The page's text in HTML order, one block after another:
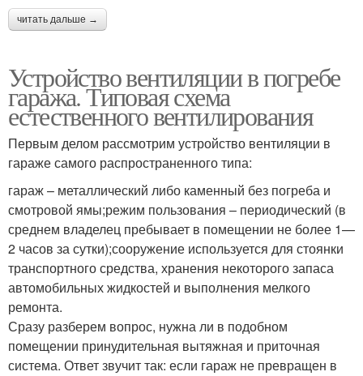
читать дальше →
Устройство вентиляции в погребе
гаража. Типовая схема
естественного вентилирования
Первым делом рассмотрим устройство вентиляции в
гараже самого распространенного типа:
гараж – металлический либо каменный без погреба и
смотровой ямы;режим пользования – периодический (в
среднем владелец пребывает в помещении не более 1—
2 часов за сутки);сооружение используется для стоянки
транспортного средства, хранения некоторого запаса
автомобильных жидкостей и выполнения мелкого
ремонта.
Сразу разберем вопрос, нужна ли в подобном
помещении принудительная вытяжная и приточная
система. Ответ звучит так: если гараж не превращен в